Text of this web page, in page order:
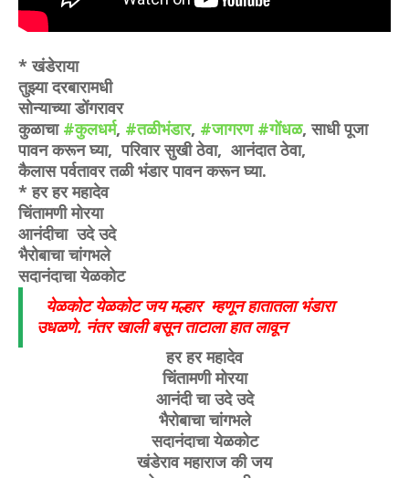
* खंडेराया
तुझ्या दरबारामधी
सोन्याच्या डोंगरावर
कुळाचा #कुलधर्म, #तळीभंडार, #जागरण #गोंधळ, साधी पूजा
पावन करून घ्या, परिवार सुखी ठेवा, आनंदात ठेवा,
कैलास पर्वतावर तळी भंडार पावन करून घ्या.
* हर हर महादेव
चिंतामणी मोरया
आनंदीचा उदे उदे
भैरोबाचा चांगभले
सदानंदाचा येळकोट
येळकोट येळकोट जय मल्हार म्हणून हातातला भंडारा
उधळणे. नंतर खाली बसून ताटाला हात लावून
हर हर महादेव
चिंतामणी मोरया
आनंदी चा उदे उदे
भैरोबाचा चांगभले
सदानंदाचा येळकोट
खंडेराव महाराज की जय